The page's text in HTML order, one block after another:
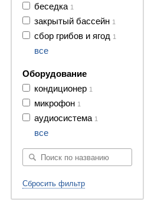
беседка 1
закрытый бассейн 1
сбор грибов и ягод 1
все
Оборудование
кондиционер 1
микрофон 1
аудиосистема 1
все
Сбросить фильтр